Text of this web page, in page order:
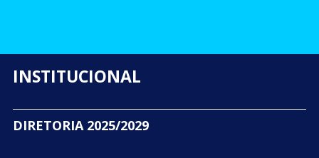
INSTITUCIONAL
DIRETORIA 2025/2029